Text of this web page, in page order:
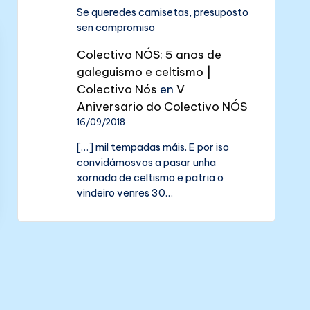
Se queredes camisetas, presuposto
sen compromiso
Colectivo NÓS: 5 anos de
galeguismo e celtismo |
Colectivo Nós enV
Aniversario do Colectivo NÓS
16/09/2018
[…] mil tempadas máis. E por iso
convidámosvos a pasar unha
xornada de celtismo e patria o
vindeiro venres 30…